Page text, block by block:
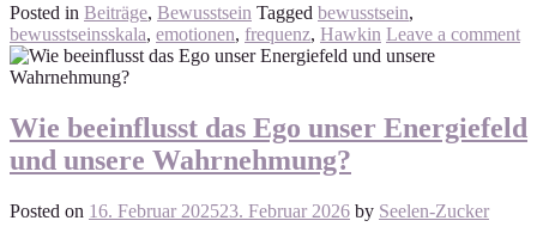
Posted in Beiträge, Bewusstsein Tagged bewusstsein,
bewusstseinsskala, emotionen, frequenz, Hawkin Leave a comment
Wie beeinflusst das Ego unser Energiefeld
und unsere Wahrnehmung?
Posted on 16. Februar 202523. Februar 2026 by Seelen-Zucker